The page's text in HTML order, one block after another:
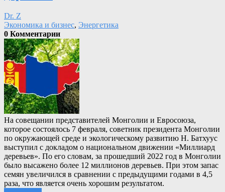
Dr. Z
Экономика и бизнес, Энергетика
0 Комментарии
На совещании представителей Монголии и Евросоюза,
которое состоялось 7 февраля, советник президента Монголии
по окружающей среде и экологическому развитию Н. Батхуус
выступил с докладом о национальном движении «Миллиард
деревьев». По его словам, за прошедший 2022 год в Монголии
было высажено более 12 миллионов деревьев. При этом запас
семян увеличился в сравнении с предыдущими годами в 4,5
раза, что является очень хорошим результатом.